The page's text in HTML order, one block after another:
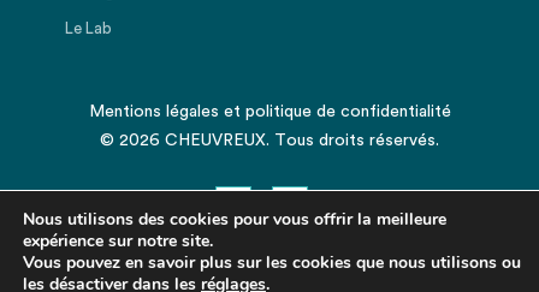
Le Lab
Mentions légales et politique de confidentialité
© 2026 CHEUVREUX. Tous droits réservés.
Revenir en haut de la page
Nous utilisons des cookies pour vous offrir la meilleure
expérience sur notre site.
Vous pouvez en savoir plus sur les cookies que nous utilisons ou
les désactiver dans les réglages.